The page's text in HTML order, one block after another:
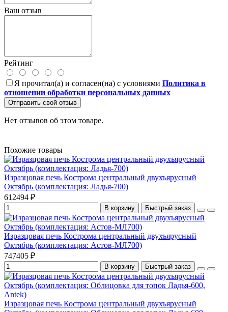
Ваш отзыв
Рейтинг
Я прочитал(а) и согласен(на) с условиями Политика в
отношении обработки персональных данных
Отправить свой отзыв
Нет отзывов об этом товаре.
Похожие товары
Изразцовая печь Кострома центральный двухъярусный
Октябрь (комплектация: Ладья-700)
612494 ₽
В корзину Быстрый заказ
Изразцовая печь Кострома центральный двухъярусный
Октябрь (комплектация: Астов-МЛ700)
747405 ₽
В корзину Быстрый заказ
Изразцовая печь Кострома центральный двухъярусный